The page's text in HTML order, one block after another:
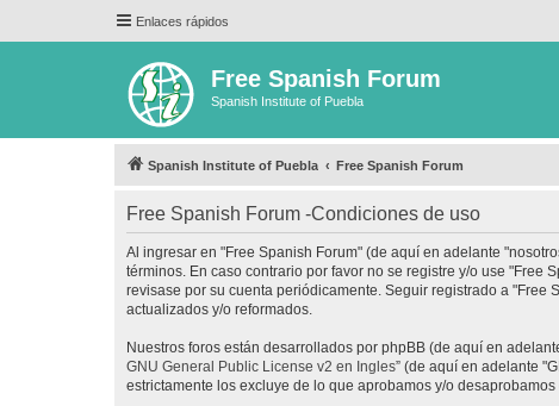
Enlaces rápidos
Free Spanish Forum
Spanish Institute of Puebla
Spanish Institute of Puebla Free Spanish Forum
Free Spanish Forum -Condiciones de uso
Al ingresar en "Free Spanish Forum" (de aquí en adelante
términos. En caso contrario por favor no se registre y/o use
revisase por su cuenta periódicamente. Seguir registrado a
actualizados y/o reformados.
Nuestros foros están desarrollados por phpBB (de aquí en
GNU General Public License v2 en Ingles” (de aquí en adelante
estrictamente los excluye de lo que aprobamos y/o